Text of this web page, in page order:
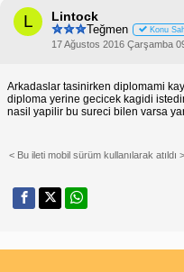
L Lintock
Teğmen Konu
17 Ağustos 2016 Çarşamba
Arkadaslar tasinirken diplomami
diploma yerine gecicek kagidi
nasil yapilir bu sureci bilen varsa
< Bu ileti mobil sürüm kullanılarak atıldı >